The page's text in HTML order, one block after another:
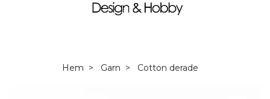
Hem Garn Cotton derade